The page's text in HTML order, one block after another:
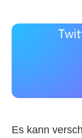
Es kann